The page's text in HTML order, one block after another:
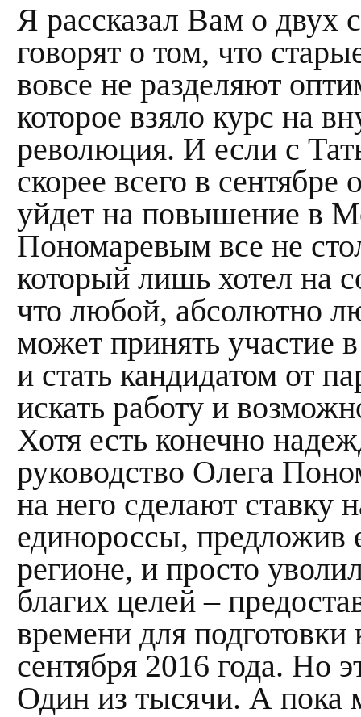
Я рассказал Вам о двух
говорят о том, что
вовсе не разделяют
которое взяло курс на
революция. И если с
скорее всего в сентябре
уйдет на повышение в
Пономаревым все не
который лишь хотел на
что любой, абсолютно
может принять участие
и стать кандидатом от
искать работу и
Хотя есть конечно
руководство Олега
на него сделают ставку
единороссы, предложив
регионе, и просто
благих целей –
времени для
сентября 2016 года. Но
Один из тысячи. А пока